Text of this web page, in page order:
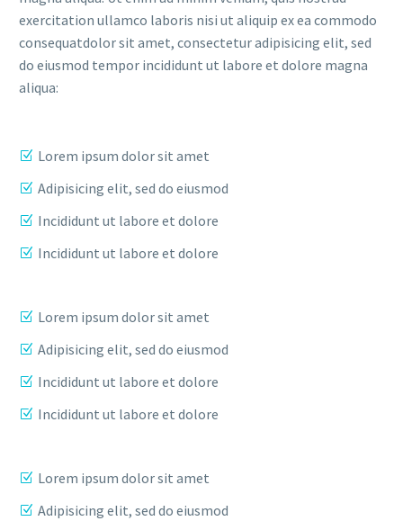
exercitation ullamco laboris nisi ut aliquip ex ea commodo
consequatdolor sit amet, consectetur adipisicing elit, sed
do eiusmod tempor incididunt ut labore et dolore magna
aliqua:
Lorem ipsum dolor sit amet
Adipisicing elit, sed do eiusmod
Incididunt ut labore et dolore
Incididunt ut labore et dolore
Lorem ipsum dolor sit amet
Adipisicing elit, sed do eiusmod
Incididunt ut labore et dolore
Incididunt ut labore et dolore
Lorem ipsum dolor sit amet
Adipisicing elit, sed do eiusmod